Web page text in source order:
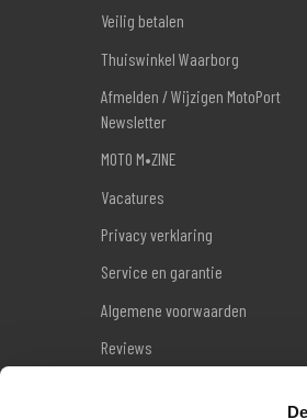
Veilig betalen
Thuiswinkel Waarborg
Afmelden / Wijzigen MotoPort
Newsletter
MOTO M•ZINE
Vacatures
Privacy verklaring
Service en garantie
Algemene voorwaarden
Reviews